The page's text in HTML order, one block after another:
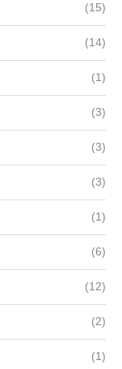
(15)
(14)
(1)
(3)
(3)
(3)
(1)
(6)
(12)
(2)
(1)